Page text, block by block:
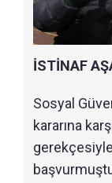
İSTİNAF
Sosyal
kararına